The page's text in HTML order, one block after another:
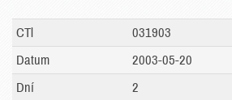
CTl
031903
Datum
2003-05-20
Dní
2